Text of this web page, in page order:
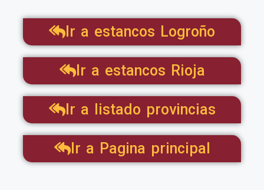
Ir a estancos Logroño
Ir a estancos Rioja
Ir a listado provincias
Ir a Pagina principal